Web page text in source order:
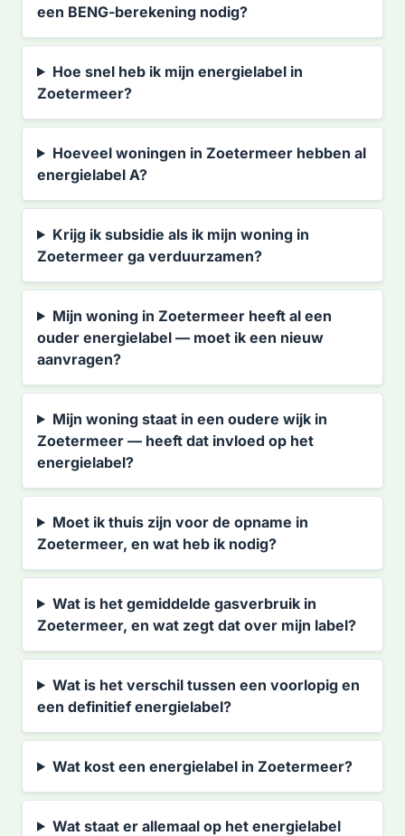
een BENG-berekening nodig?
Hoe snel heb ik mijn energielabel in
Zoetermeer?
Hoeveel woningen in Zoetermeer hebben al
energielabel A?
Krijg ik subsidie als ik mijn woning in
Zoetermeer ga verduurzamen?
Mijn woning in Zoetermeer heeft al een
ouder energielabel — moet ik een nieuw
aanvragen?
Mijn woning staat in een oudere wijk in
Zoetermeer — heeft dat invloed op het
energielabel?
Moet ik thuis zijn voor de opname in
Zoetermeer, en wat heb ik nodig?
Wat is het gemiddelde gasverbruik in
Zoetermeer, en wat zegt dat over mijn label?
Wat is het verschil tussen een voorlopig en
een definitief energielabel?
Wat kost een energielabel in Zoetermeer?
Wat staat er allemaal op het energielabel